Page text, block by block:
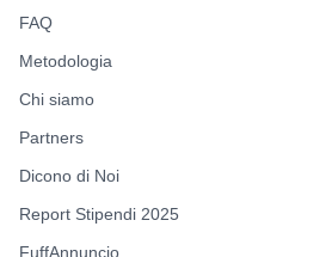
FAQ
Metodologia
Chi siamo
Partners
Dicono di Noi
Report Stipendi 2025
FuffAnnuncio